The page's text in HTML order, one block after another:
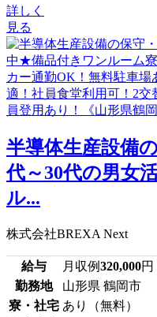
詳しく
見る
半導体生産設備
代～30代の男女
ル...
株式会社BREXA Next
給与 月収例320,000円
勤務地
山形県 鶴岡市
寮・社宅 あり（無料）